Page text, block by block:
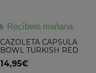
Recíbelo mañana
CAZOLETA CAPSULA
BOWL TURKISH RED
14,95€